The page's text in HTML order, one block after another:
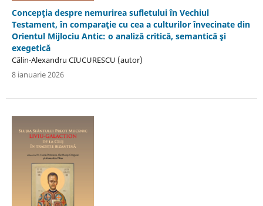
Concepţia despre nemurirea sufletului în Vechiul
Testament, în comparaţie cu cea a culturilor învecinate din
Orientul Mijlociu Antic: o analiză critică, semantică şi
exegetică
Călin-Alexandru CIUCURESCU (autor)
8 ianuarie 2026